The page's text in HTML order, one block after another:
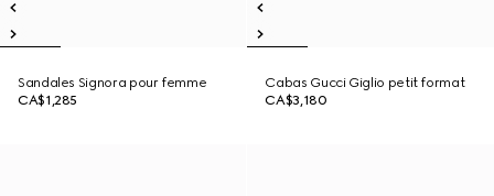
Sandales Signora pour femme
CA$1,285
Cabas Gucci Giglio petit format
CA$3,180